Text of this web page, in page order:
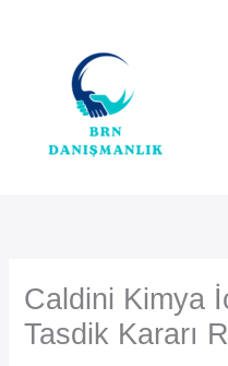
Caldini Kimya
Tasdik Kararı